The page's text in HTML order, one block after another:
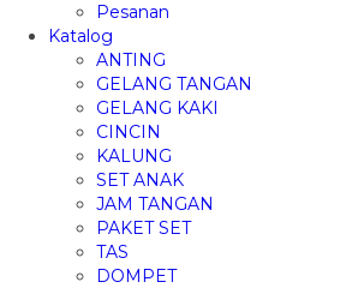
Pesanan
Katalog
ANTING
GELANG TANGAN
GELANG KAKI
CINCIN
KALUNG
SET ANAK
JAM TANGAN
PAKET SET
TAS
DOMPET